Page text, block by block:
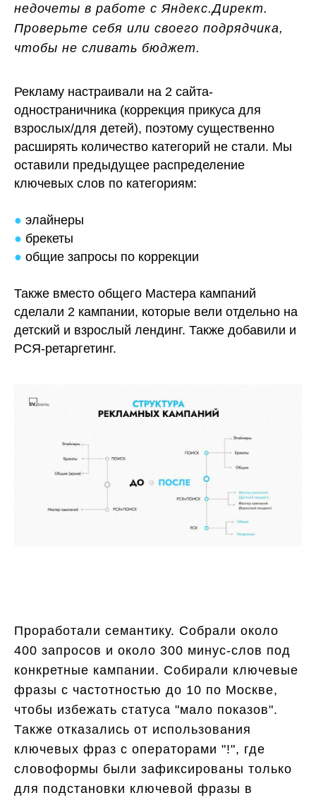
недочеты в работе с Яндекс.Директ.
Проверьте себя или своего подрядчика,
чтобы не сливать бюджет.
Рекламу настраивали на 2 сайта-
одностраничника (коррекция прикуса для
взрослых/для детей), поэтому существенно
расширять количество категорий не стали. Мы
оставили предыдущее распределение
ключевых слов по категориям:
● элайнеры
● брекеты
● общие запросы по коррекции
Также вместо общего Мастера кампаний
сделали 2 кампании, которые вели отдельно на
детский и взрослый лендинг. Также добавили и
РСЯ-ретаргетинг.
Проработали семантику. Собрали около
400 запросов и около 300 минус-слов под
конкретные кампании. Собирали ключевые
фразы с частотностью до 10 по Москве,
чтобы избежать статуса "мало показов".
Также отказались от использования
ключевых фраз с операторами "!", где
словоформы были зафиксированы только
для подстановки ключевой фразы в